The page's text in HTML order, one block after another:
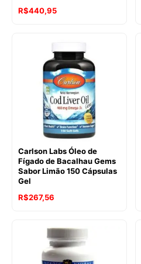
R$440,95
Carlson Labs Óleo de
Fígado de Bacalhau Gems
Sabor Limão 150 Cápsulas
Gel
R$267,56